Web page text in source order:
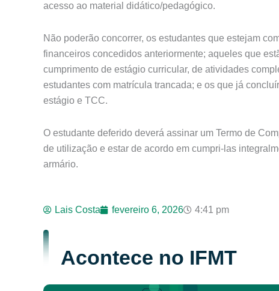
acesso ao material didático/pedagógico.
Não poderão concorrer, os estudantes que estejam
financeiros concedidos anteriormente; aqueles que
cumprimento de estágio curricular, de atividades
estudantes com matrícula trancada; e os que já
estágio e TCC.
O estudante deferido deverá assinar um Termo de
de utilização e estar de acordo em cumpri-las
armário.
Lais Costa fevereiro 6, 2026 4:41 pm
Acontece no IFMT